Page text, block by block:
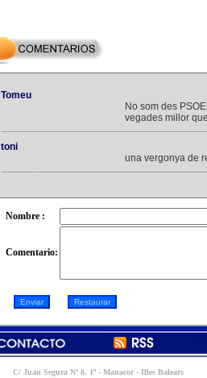
Tomeu
No som des
vegades millor
toni
una vergonya de
Nombre :
Comentario:
C/ Juan Segura Nº 8, 1º - Manacor - Illes Balears